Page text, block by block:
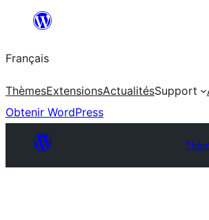
contenu
Français
ThèmesExtensionsActualitésSupport
Obtenir WordPress